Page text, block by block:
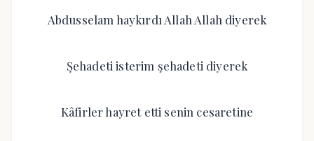
Abdusselam haykırdı Allah Allah diyerek
Şehadeti isterim şehadeti diyerek
Kâfirler hayret etti senin cesaretine